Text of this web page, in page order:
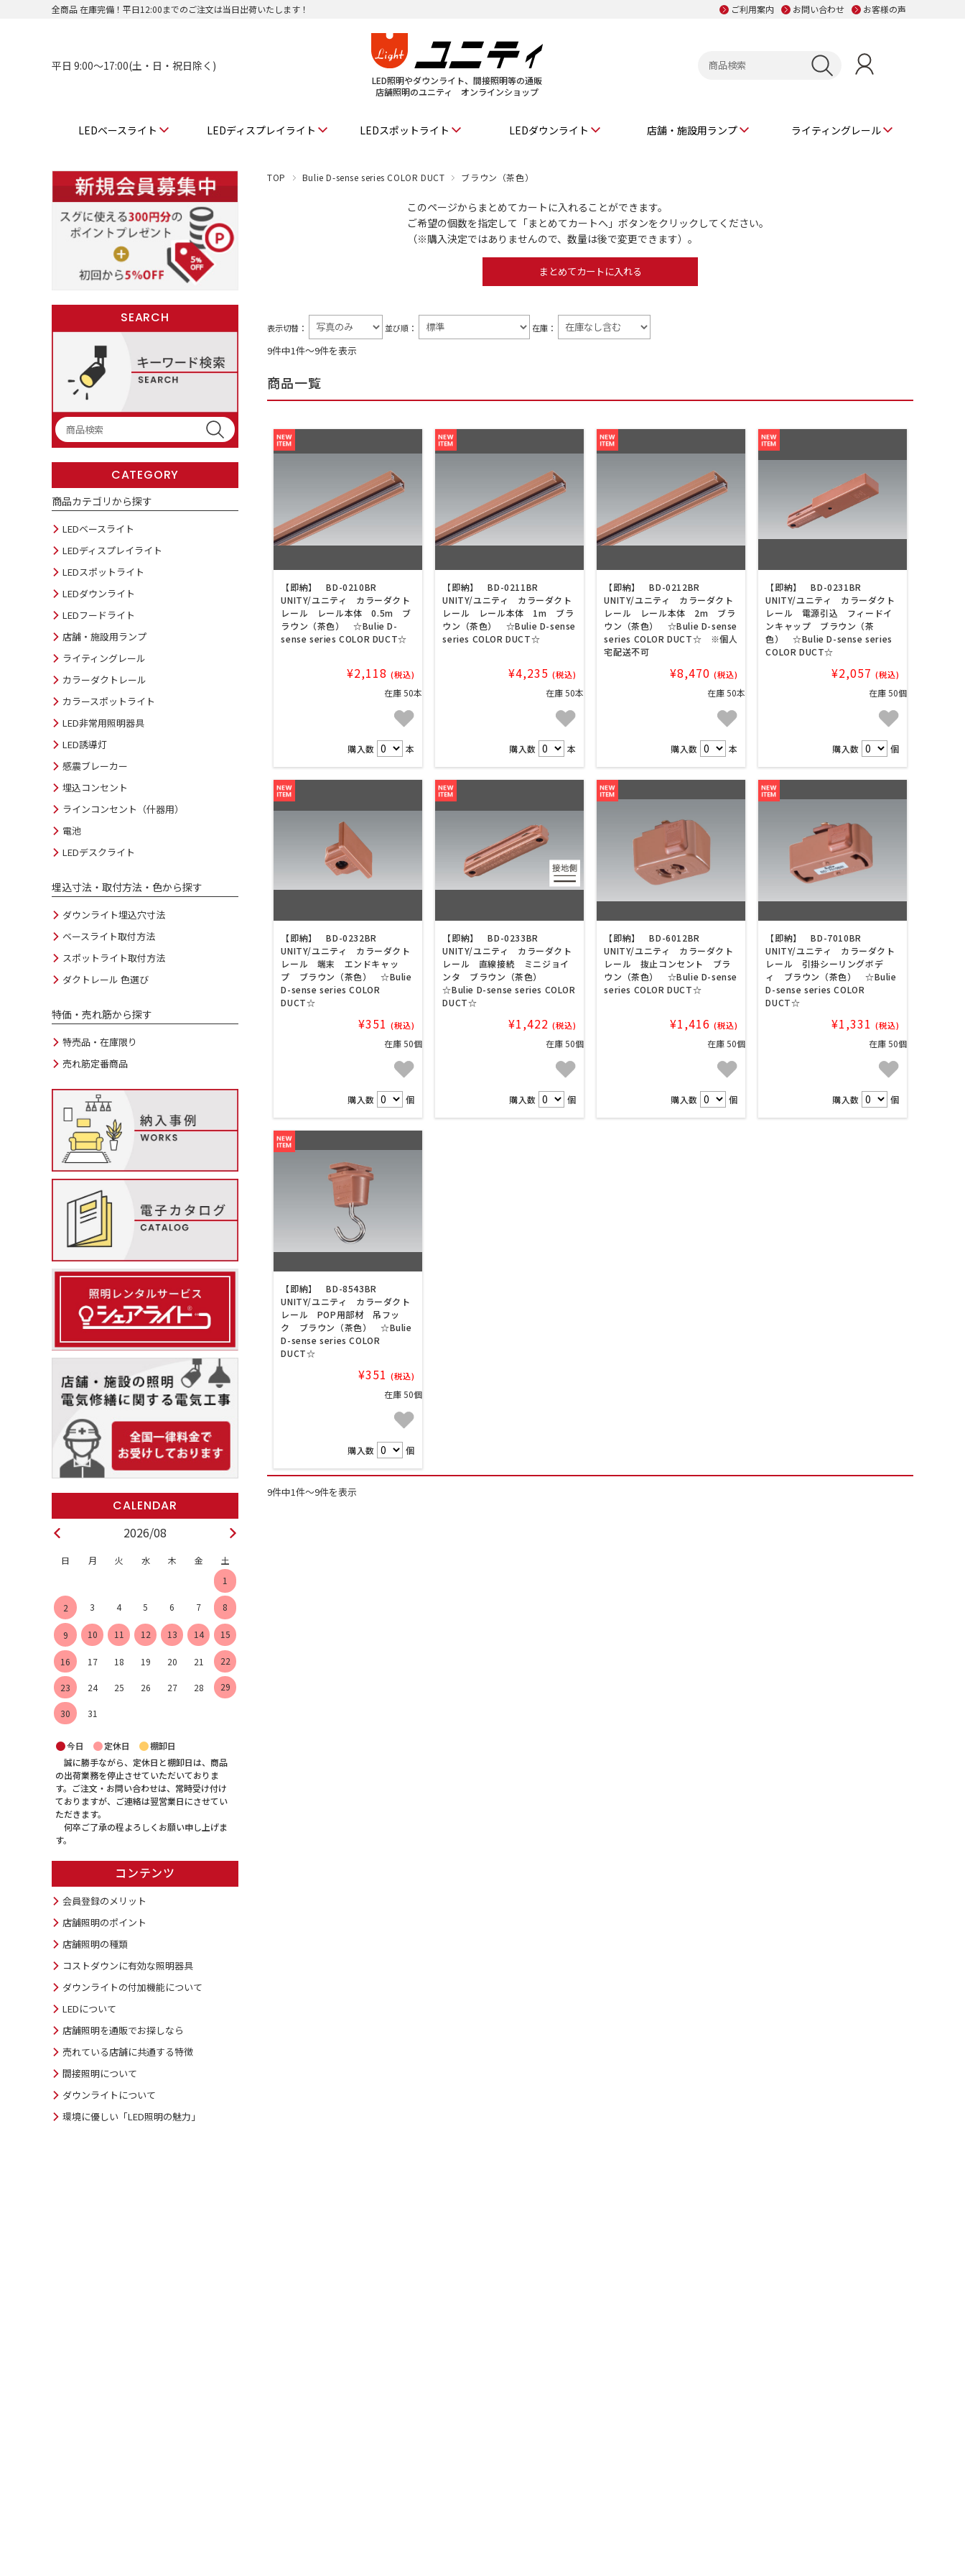
全商品 在庫完備！平日12:00までのご注文は当日出荷いたします！ ご利用案内 お問い合わせ お客様の声
平日 9:00〜17:00(土・日・祝日除く)
LED照明やダウンライト、間接照明等の通販
店舗照明のユニティ オンラインショップ
LEDベースライト LEDディスプレイライト LEDスポットライト LEDダウンライト 店舗・施設用ランプ ライティングレール
TOP Bulie D-sense series COLOR DUCT ブラウン（茶色）
このページからまとめてカートに入れることができます。
ご希望の個数を指定して「まとめてカートへ」ボタンをクリックしてください。
（※購入決定ではありませんので、数量は後で変更できます）。
表示切替： 並び順： 在庫：
9件中1件～9件を表示
商品一覧
【即納】 BD-0210BR
UNITY/ユニティ カラーダクト
レール レール本体 0.5m ブ
ラウン（茶色） ☆Bulie D-
sense series COLOR DUCT☆
¥2,118 (税込)
在庫 50本
購入数 本
【即納】 BD-0211BR
UNITY/ユニティ カラーダクト
レール レール本体 1m ブラ
ウン（茶色） ☆Bulie D-sense
series COLOR DUCT☆
¥4,235 (税込)
在庫 50本
購入数 本
【即納】 BD-0212BR
UNITY/ユニティ カラーダクト
レール レール本体 2m ブラ
ウン（茶色） ☆Bulie D-sense
series COLOR DUCT☆ ※個人
宅配送不可
¥8,470 (税込)
在庫 50本
購入数 本
【即納】 BD-0231BR
UNITY/ユニティ カラーダクト
レール 電源引込 フィードイ
ンキャップ ブラウン（茶
色） ☆Bulie D-sense series
COLOR DUCT☆
¥2,057 (税込)
在庫 50個
購入数 個
【即納】 BD-0232BR
UNITY/ユニティ カラーダクト
レール 端末 エンドキャッ
プ ブラウン（茶色） ☆Bulie
D-sense series COLOR
DUCT☆
¥351 (税込)
在庫 50個
購入数 個
【即納】 BD-0233BR
UNITY/ユニティ カラーダクト
レール 直線接続 ミニジョイ
ンタ ブラウン（茶色）
☆Bulie D-sense series COLOR
DUCT☆
¥1,422 (税込)
在庫 50個
購入数 個
【即納】 BD-6012BR
UNITY/ユニティ カラーダクト
レール 抜止コンセント ブラ
ウン（茶色） ☆Bulie D-sense
series COLOR DUCT☆
¥1,416 (税込)
在庫 50個
購入数 個
【即納】 BD-7010BR
UNITY/ユニティ カラーダクト
レール 引掛シーリングボデ
ィ ブラウン（茶色） ☆Bulie
D-sense series COLOR
DUCT☆
¥1,331 (税込)
在庫 50個
購入数 個
【即納】 BD-8543BR
UNITY/ユニティ カラーダクト
レール POP用部材 吊フッ
ク ブラウン（茶色） ☆Bulie
D-sense series COLOR
DUCT☆
¥351 (税込)
在庫 50個
購入数 個
9件中1件～9件を表示
SEARCH
CATEGORY
商品カテゴリから探す
LEDベースライト
LEDディスプレイライト
LEDスポットライト
LEDダウンライト
LEDフードライト
店舗・施設用ランプ
ライティングレール
カラーダクトレール
カラースポットライト
LED非常用照明器具
LED誘導灯
感震ブレーカー
埋込コンセント
ラインコンセント（什器用）
電池
LEDデスクライト
埋込寸法・取付方法・色から探す
ダウンライト埋込穴寸法
ベースライト取付方法
スポットライト取付方法
ダクトレール 色選び
特価・売れ筋から探す
特売品・在庫限り
売れ筋定番商品
2026/08
日 月 火 水 木 金
土
1
2 3 4 5 6 7 8
9 10 11 12 13 14 15
16 17 18 19 20 21 22
23 24 25 26 27 28 29
30 31
●今日 ●定休日 ●棚卸日
誠に勝手ながら、定休日と棚卸日は、商品
の出荷業務を停止させていただいておりま
す。ご注文・お問い合わせは、常時受け付け
ておりますが、ご連絡は翌営業日にさせてい
ただきます。
何卒ご了承の程よろしくお願い申し上げま
す。
コンテンツ
会員登録のメリット
店舗照明のポイント
店舗照明の種類
コストダウンに有効な照明器具
ダウンライトの付加機能について
LEDについて
店舗照明を通販でお探しなら
売れている店舗に共通する特徴
間接照明について
ダウンライトについて
環境に優しい「LED照明の魅力」